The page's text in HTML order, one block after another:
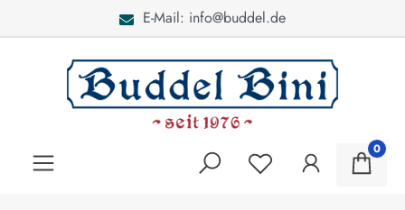
E-Mail: info@buddel.de
0